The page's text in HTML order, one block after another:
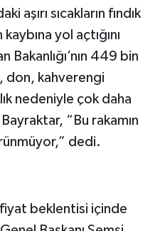
aşırı sıcakların fındık
yol açtığını
Bakanlığı’nın 449 bin
don, kahverengi
nedeniyle çok daha
“Bu rakamın
dedi.
fiyat beklentisi içinde